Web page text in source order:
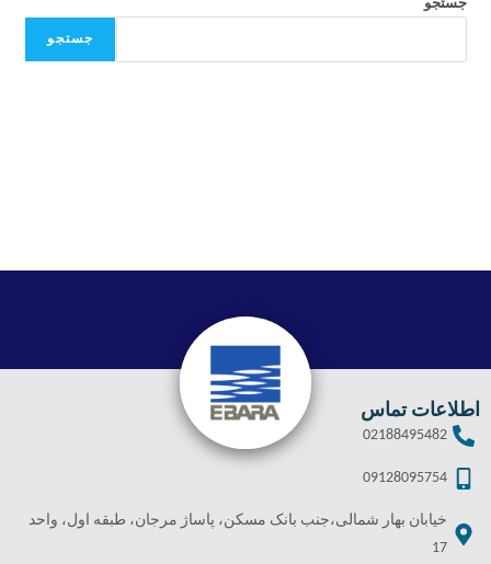
جستجو
جستجو
اطلاعات تماس
02188495482
09128095754
خیابان بهار شمالی،جنب بانک مسکن، پاساژ مرجان، طبقه اول، واحد
17